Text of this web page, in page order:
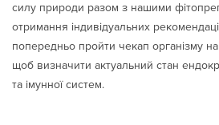
силу природи разом з нашими
отримання індивідуальних
попередньо пройти чекап організму на
щоб визначити актуальний стан
та імунної систем.